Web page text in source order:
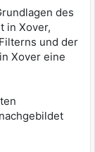
des
in Xover,
und der
Xover eine